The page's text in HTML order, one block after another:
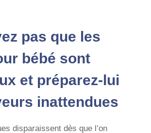
pas que les
bébé sont
et préparez-lui
inattendues
disparaissent dès que l’on